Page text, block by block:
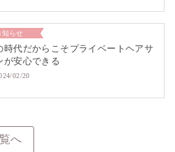
知らせ
時代だからこそプライベートヘアサ
が安心できる
02/20
へ